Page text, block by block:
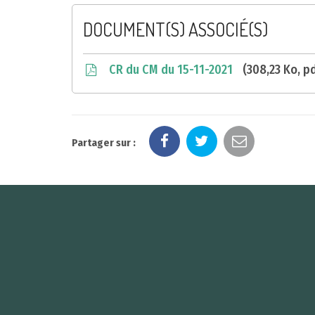
DOCUMENT(S) ASSOCIÉ(S)
CR du CM du 15-11-2021 308,23 Ko,
Partager sur :